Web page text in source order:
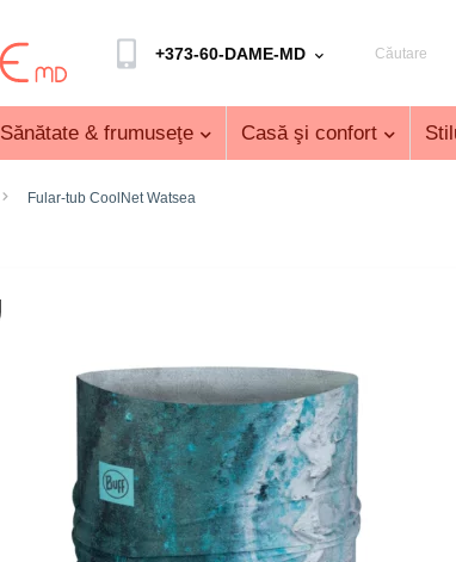
+373-60-DAME-MD
Sănătate & frumuseţe Casă şi confort
Fular-tub CoolNet Watsea